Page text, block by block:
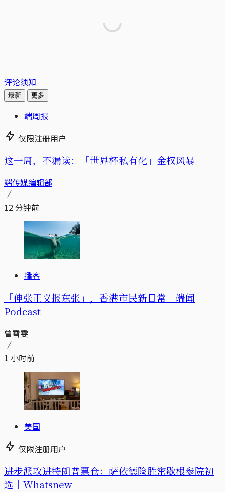
评论须知
最新 更多
端周报
仅限注册用户
这一周，不漏读：「世界杯私有化」金权风暴
端传媒编辑部
12 分钟前
播客
「伸张正义报东张」，香港市民新日常｜端闻
Podcast
曾雪雯
1 小时前
美国
仅限注册用户
进步派攻进特朗普票仓：萨依德险胜密歇根参院初
选｜Whatsnew